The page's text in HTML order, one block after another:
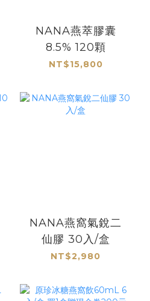
NANA燕萃膠囊
8.5% 120顆
NT$15,800
NANA燕窩氣銳二
仙膠 30入/盒
NT$2,980